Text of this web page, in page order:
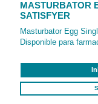
MASTURBATOR
SATISFYER
Masturbator Egg
Disponible para